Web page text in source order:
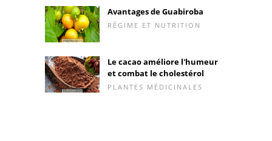
Avantages de Guabiroba
RÉGIME ET NUTRITION
Le cacao améliore l'humeur
et combat le cholestérol
PLANTES MÉDICINALES